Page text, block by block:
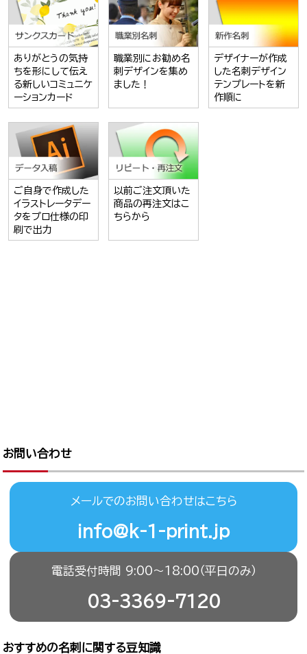
ありがとうの気持
ちを形にして伝え
る新しいコミュニケ
ーションカード
職業別にお勧め名
刺デザインを集め
ました！
デザイナーが作成
した名刺デザイン
テンプレートを新
作順に
ご自身で作成した
イラストレータデー
タをプロ仕様の印
刷で出力
以前ご注文頂いた
商品の再注文はこ
ちらから
お問い合わせ
メールでのお問い合わせはこちら
info@k-1-print.jp
電話受付時間 9:00〜18:00（平日のみ）
03-3369-7120
おすすめの名刺に関する豆知識